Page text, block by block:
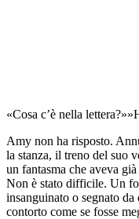
«Cosa c’è nella
Amy non ha risposto.
la stanza, il treno del suo
un fantasma che aveva
Non è stato difficile. Un
insanguinato o segnato
contorto come se fosse